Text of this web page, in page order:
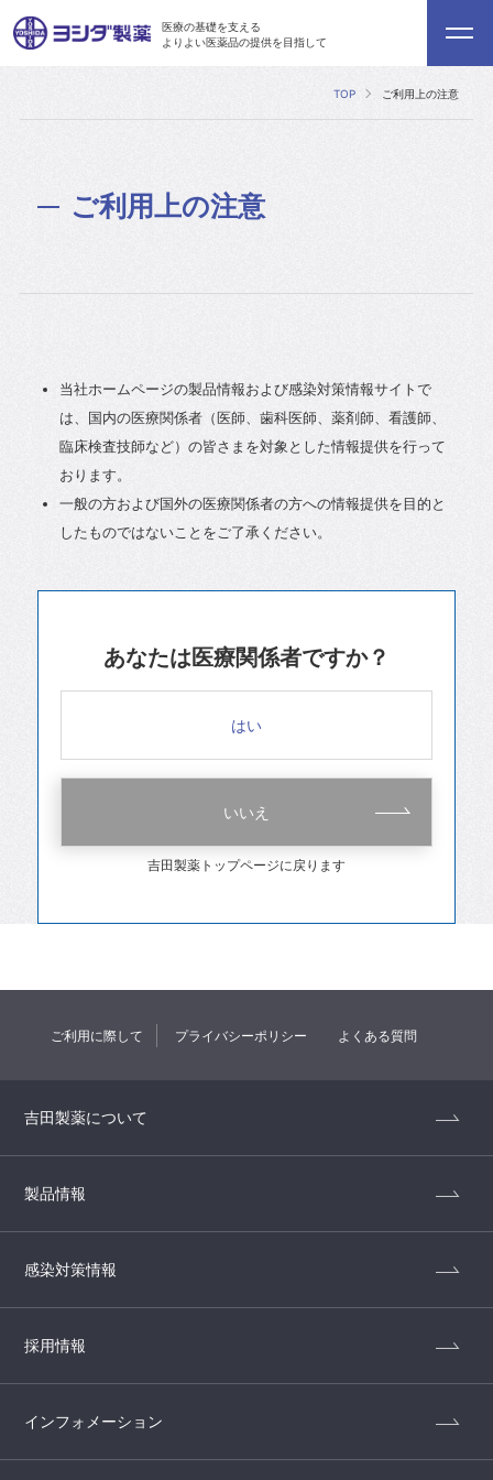
医療の基礎を支える
よりよい医薬品の提供を目指して
TOP ご利用上の注意
ご利用上の注意
当社ホームページの製品情報および感染対策情報サイトで
は、国内の医療関係者（医師、歯科医師、薬剤師、看護師、
臨床検査技師など）の皆さまを対象とした情報提供を行って
おります。
一般の方および国外の医療関係者の方への情報提供を目的と
したものではないことをご了承ください。
あなたは医療関係者ですか？
はい
いいえ
吉田製薬トップページに戻ります
ご利用に際して プライバシーポリシー よくある質問
吉田製薬について
製品情報
感染対策情報
採用情報
インフォメーション